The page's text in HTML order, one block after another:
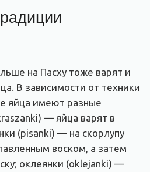
на Пасху тоже варят и
В зависимости от техники
яйца имеют разные
— яйца варят в
(pisanki) — на скорлупу
воском, а затем
оклеянки (oklejanki) —